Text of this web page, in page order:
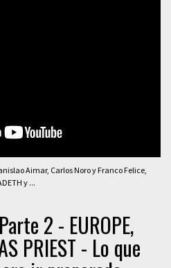
Aimar, Carlos Noro y Franco Felice,
y ...
2 - EUROPE,
PRIEST - Lo que